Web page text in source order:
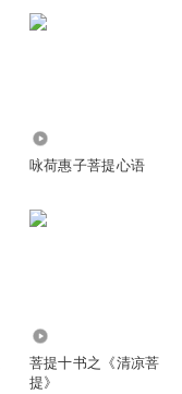
咏荷惠子菩提心语
菩提十书之《清凉菩
提》